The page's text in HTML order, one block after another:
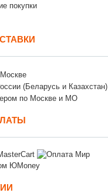
покупки
(Беларусь и Казахстан)
по Москве и МО